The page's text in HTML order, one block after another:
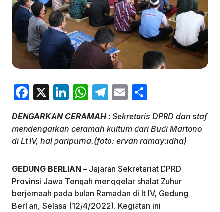
F
c
e
o
o
k
X
Li
k
e
n
W
at
s
p
p
T
e
gr
m
E
ai
l
ar
e
DENGARKAN CERAMAH : Sekretaris DPRD dan staf
mendengarkan ceramah kultum dari Budi Martono
di Lt IV, hal paripurna.(foto: ervan ramayudha)
GEDUNG BERLIAN – Jajaran Sekretariat DPRD
Provinsi Jawa Tengah menggelar shalat Zuhur
berjemaah pada bulan Ramadan di lt IV, Gedung
Berlian, Selasa (12/4/2022). Kegiatan ini